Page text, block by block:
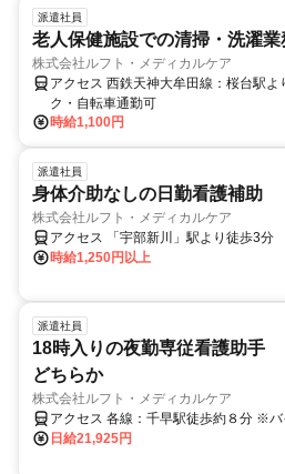
派遣社員
老人保健施設での清掃・洗濯業
株式会社ルフト・メディカルケア
時給1,100円
アクセス 西鉄天神大牟田線：桜台駅
ク・自転車通勤可
派遣社員
身体介助なしの日勤看護補助
株式会社ルフト・メディカルケア
時給1,250円以上
アクセス 「宇部新川」駅より徒歩3分
派遣社員
18時入りの夜勤専従看護助手
どちらか
株式会社ルフト・メディカルケア
日給21,925円
アクセス 各線：千早駅徒歩約８分 ※